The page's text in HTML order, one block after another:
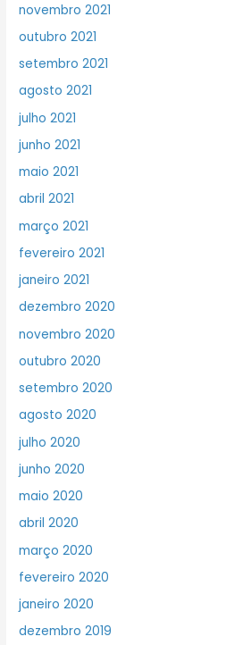
novembro 2021
outubro 2021
setembro 2021
agosto 2021
julho 2021
junho 2021
maio 2021
abril 2021
março 2021
fevereiro 2021
janeiro 2021
dezembro 2020
novembro 2020
outubro 2020
setembro 2020
agosto 2020
julho 2020
junho 2020
maio 2020
abril 2020
março 2020
fevereiro 2020
janeiro 2020
dezembro 2019